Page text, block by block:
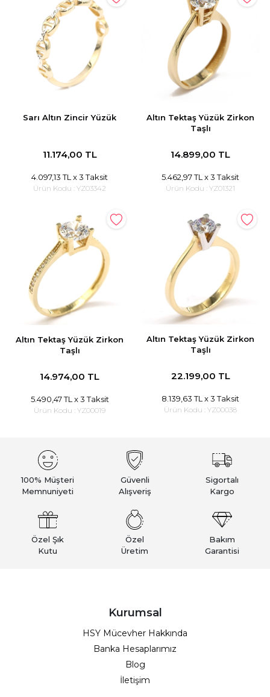
Sarı Altın Zincir Yüzük
11.174,00 TL
4.097,13 TL x 3 Taksit
Ürün Kodu : YZ03342
Altın Tektaş Yüzük Zirkon
Taşlı
14.899,00 TL
5.462,97 TL x 3 Taksit
Ürün Kodu : YZ01321
Altın Tektaş Yüzük Zirkon
Taşlı
14.974,00 TL
5.490,47 TL x 3 Taksit
Ürün Kodu : YZ00019
Altın Tektaş Yüzük Zirkon
Taşlı
22.199,00 TL
8.139,63 TLx 3 Taksit
Ürün Kodu : YZ00038
100% Müşteri
Memnuniyeti
Güvenli
Alışveriş
Sigortalı
Kargo
Özel Şık
Kutu
Özel
Üretim
Bakım
Garantisi
Kurumsal
HSY Mücevher Hakkında
Banka Hesaplarımız
Blog
İletişim